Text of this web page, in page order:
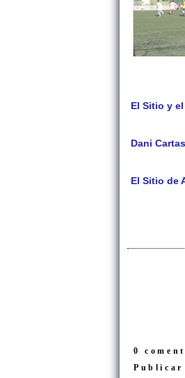
El Sitio y
Dani
El Sitio de
0
Publicar